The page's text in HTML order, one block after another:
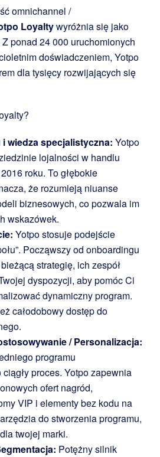
omnichannel /
Loyaltywyróżnia się jako
ponad 24 000 uruchomionych
doświadczeniem, Yotpo
dla tysięcy rozwijających się
wiedza specjalistyczna: Yotpo
lojalności w handlu
roku. To głębokie
że rozumieją niuanse
biznesowych, co pozwala im
wskazówek.
Yotpo stosuje podejście
Począwszy od onboardingu
strategię, ich zespół
dyspozycji, aby pomóc Ci
dynamiczny program.
całodobowy dostęp do
/ Personalizacja:
programu
proces. Yotpo zapewnia
ofert nagród,
VIP i elementy bez kodu na
do stworzenia programu,
twojej marki.
Potężny silnik